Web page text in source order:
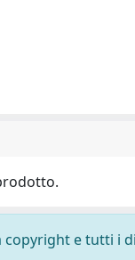
e tutti i